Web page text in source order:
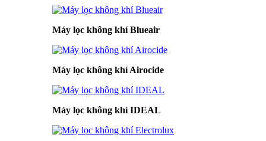
Máy lọc không khí Blueair
Máy lọc không khí Airocide
Máy lọc không khí IDEAL